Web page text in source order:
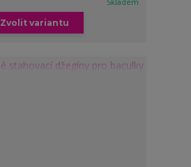
Zvolit variantu